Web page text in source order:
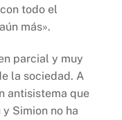
todo el
más».
parcial y muy
la sociedad. A
antisistema que
Simion no ha